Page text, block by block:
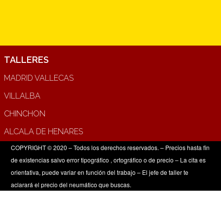
TALLERES
MADRID VALLECAS
VILLALBA
CHINCHON
ALCALA DE HENARES
COPYRIGHT © 2020 – Todos los derechos reservados. – Precios hasta fin
de existencias salvo error tipográfico , ortográfico o de precio – La cita es
orientativa, puede variar en función del trabajo – El jefe de taller te
aclarará el precio del neumático que buscas.